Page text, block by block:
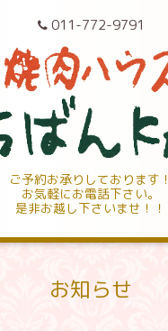
011-772-9791
ご予約お承りしております！
お気軽にお電話下さい。
是非お越し下さいませ！！
お知らせ